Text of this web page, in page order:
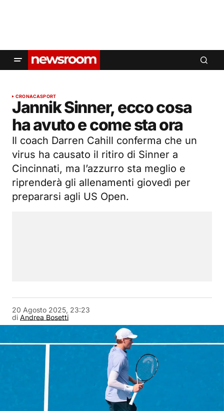
CRONACASPORT
Jannik Sinner, ecco cosa
ha avuto e come sta ora
Il coach Darren Cahill conferma che un
virus ha causato il ritiro di Sinner a
Cincinnati, ma l’azzurro sta meglio e
riprenderà gli allenamenti giovedì per
prepararsi agli US Open.
di Andrea Bosetti
20 Agosto 2025, 23:23